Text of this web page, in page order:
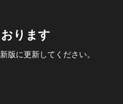
ります
版に更新してください。